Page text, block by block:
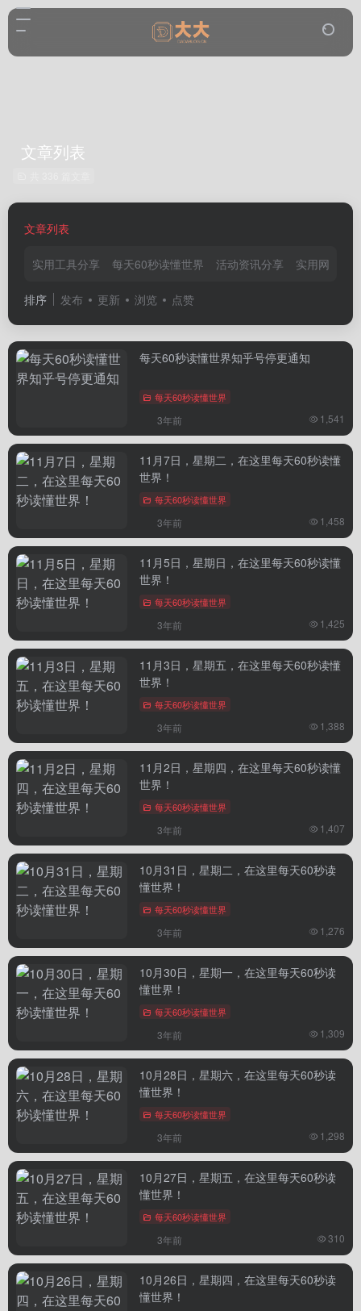
文章列表
文章列表
实用工具分享 每天60秒读懂世界 活动资讯分享 实用网站分
排序 发布 更新 浏览 点赞
每天60秒读懂世界知乎号停更通知
每天60秒读懂世界
3年前 1,541
11月7日，星期二，在这里每天60秒读懂
世界！
每天60秒读懂世界
3年前 1,458
11月5日，星期日，在这里每天60秒读懂
世界！
每天60秒读懂世界
3年前 1,425
11月3日，星期五，在这里每天60秒读懂
世界！
每天60秒读懂世界
3年前 1,388
11月2日，星期四，在这里每天60秒读懂
世界！
每天60秒读懂世界
3年前 1,407
10月31日，星期二，在这里每天60秒读
懂世界！
每天60秒读懂世界
3年前 1,276
10月30日，星期一，在这里每天60秒读
懂世界！
每天60秒读懂世界
3年前 1,309
10月28日，星期六，在这里每天60秒读
懂世界！
每天60秒读懂世界
3年前 1,298
10月27日，星期五，在这里每天60秒读
懂世界！
每天60秒读懂世界
3年前 310
10月26日，星期四，在这里每天60秒读
懂世界！